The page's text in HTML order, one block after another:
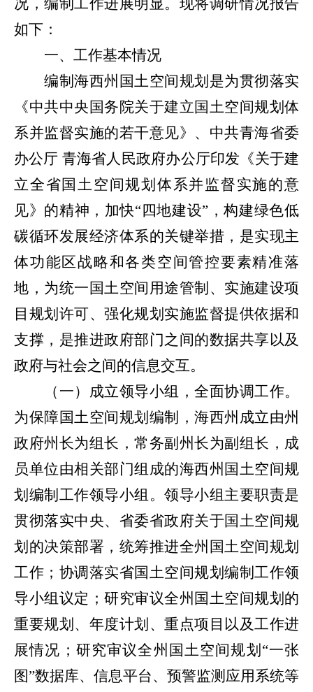
况，编制工作进展明显。现将调研情况报告
如下：
一、工作基本情况
编制海西州国土空间规划是为贯彻落实
《中共中央国务院关于建立国土空间规划体
系并监督实施的若干意见》、中共青海省委
办公厅 青海省人民政府办公厅印发《关于建
立全省国土空间规划体系并监督实施的意
见》的精神，加快“四地建设”，构建绿色低
碳循环发展经济体系的关键举措，是实现主
体功能区战略和各类空间管控要素精准落
地，为统一国土空间用途管制、实施建设项
目规划许可、强化规划实施监督提供依据和
支撑，是推进政府部门之间的数据共享以及
政府与社会之间的信息交互。
（一）成立领导小组，全面协调工作。
为保障国土空间规划编制，海西州成立由州
政府州长为组长，常务副州长为副组长，成
员单位由相关部门组成的海西州国土空间规
划编制工作领导小组。领导小组主要职责是
贯彻落实中央、省委省政府关于国土空间规
划的决策部署，统筹推进全州国土空间规划
工作；协调落实省国土空间规划编制工作领
导小组议定；研究审议全州国土空间规划的
重要规划、年度计划、重点项目以及工作进
展情况；研究审议全州国土空间规划“一张
图”数据库、信息平台、预警监测应用系统等